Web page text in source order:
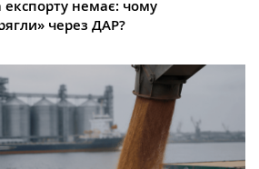
експорту немає: чому
через ДАР?